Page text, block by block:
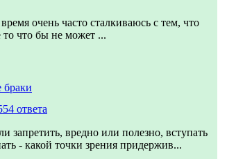
очень часто сталкиваюсь с тем, что
что бы не может ...
браки
ответа
запретить, вредно или полезно, вступать
- какой точки зрения придержив...